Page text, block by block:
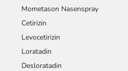
Mometason Nasenspray
Cetirizin
Levocetirizin
Loratadin
Desloratadin